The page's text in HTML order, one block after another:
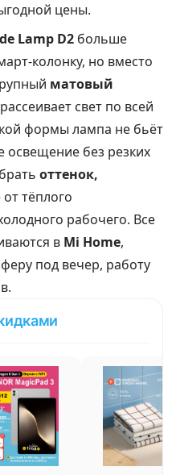
цены.
Lamp D2 больше
колонку, но вместо
матовый
свет по всей
формы лампа не бьёт
освещение без резких
оттенок,
тёплого
рабочего. Все
в Mi Home,
под вечер, работу